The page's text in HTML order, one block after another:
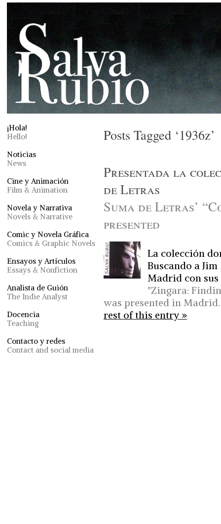
¡Hola!
Hello!
Noticias
News
Cine y Animación
Film & Animation
Novela y Narrativa
Novels & Narrative
Comic y Novela Gráfica
Comics & Graphic Novels
Ensayos y Artículos
Essays & Nonfiction
Analista de Guión
The Indie Analyst
Docencia
Teaching
Contacto y redes
Contact and social media
Posts Tagged ‘1936z’
Presentada la
de Letras
Suma de Letras’
presented
La colección
Buscando a
Madrid con
"Zingara:
was presented in
rest of this entry »